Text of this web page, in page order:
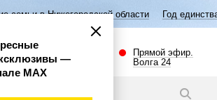
области Год единства народов
Прямой эфир.
Волга 24
—
МАХ